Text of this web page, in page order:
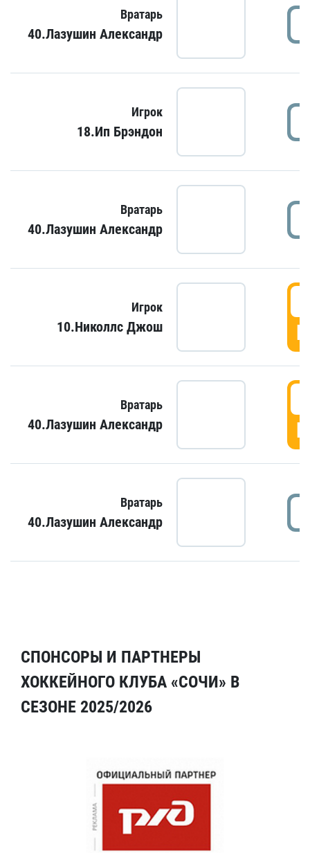
Вратарь
40.Лазушин Александр
Игрок
18.Ип Брэндон
Вратарь
40.Лазушин Александр
Игрок
10.Николлс Джош
Вратарь
40.Лазушин Александр
Вратарь
40.Лазушин Александр
СПОНСОРЫ И ПАРТНЕРЫ
ХОККЕЙНОГО КЛУБА «СОЧИ» В
СЕЗОНЕ 2025/2026